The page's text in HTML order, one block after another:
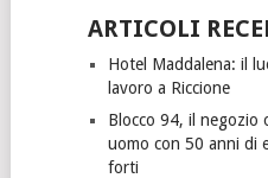
ARTICOLI
Hotel Maddalena: il
lavoro a Riccione
Blocco 94, il negozio
uomo con 50 anni di
forti